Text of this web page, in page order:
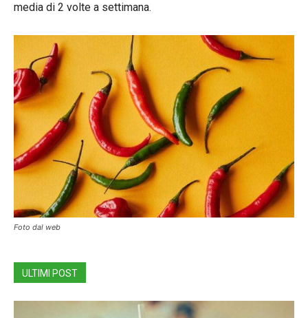
media di 2 volte a settimana.
Foto dal web
ULTIMI POST